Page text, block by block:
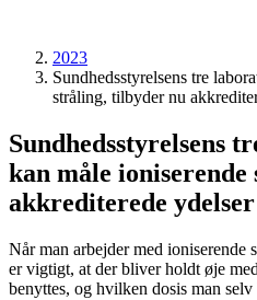
2023
Sundhedsstyrelsens tre
stråling, tilbyder nu
Sundhedsstyrelsens
kan måle
akkrediterede ydelser
Når man arbejder med ioniserende
er vigtigt, at der bliver holdt øje
benyttes, og hvilken dosis man